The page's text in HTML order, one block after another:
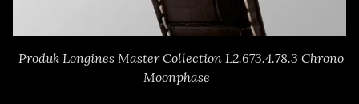
Produk Longines Master Collection L2.673.4.78.3 Chrono
Moonphase